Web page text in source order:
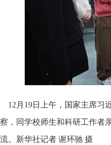
12月19日上午，国家主席习
，同学校师生和科研工作者
。新华社记者 谢环驰 摄